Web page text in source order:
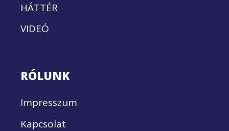
HÁTTÉR
VIDEÓ
RÓLUNK
Impresszum
Kapcsolat